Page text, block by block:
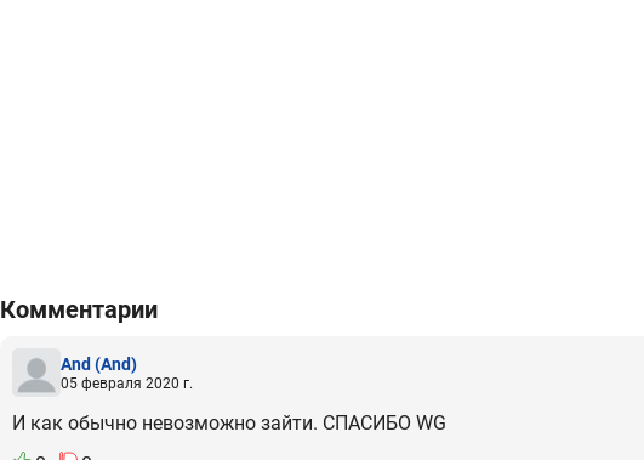
Комментарии
And (And)
05 февраля 2020 г.
И как обычно невозможно зайти. СПАСИБО WG